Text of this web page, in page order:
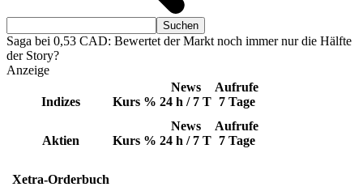
Saga bei 0,53 CAD: Bewertet der Markt noch immer nur die Hälfte
der Story?
Anzeige
Indizes Kurs %
News
24 h / 7 T
Aufrufe
7 Tage
Aktien Kurs %
News
24 h / 7 T
Aufrufe
7 Tage
Xetra-Orderbuch